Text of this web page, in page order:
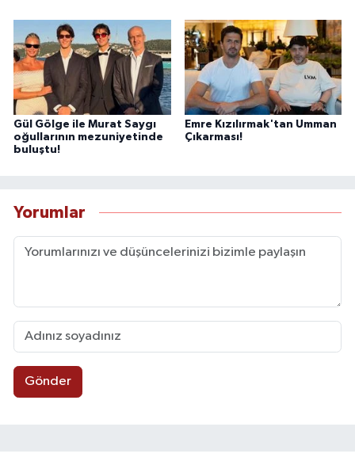
Gül Gölge ile Murat Saygı
oğullarının mezuniyetinde
buluştu!
Emre Kızılırmak'tan Umman
Çıkarması!
Yorumlar
Gönder